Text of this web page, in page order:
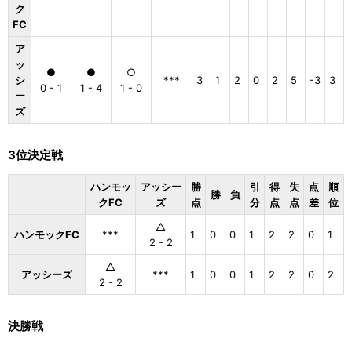
ク
FC
ア
ッ
シ
ー
ズ
●
0 - 1
●
1 - 4
○
1 - 0
*** 3 1 2 0 2 5 -3 3
3位決定戦
ハンモッ
クFC
アッシー
ズ
勝
点
勝 負
引
分
得
点
失
点
点
差
順
位
ハンモックFC ***
△
2 - 2
1 0 0 1 2 2 0 1
アッシーズ
△
2 - 2
*** 1 0 0 1 2 2 0 2
決勝戦